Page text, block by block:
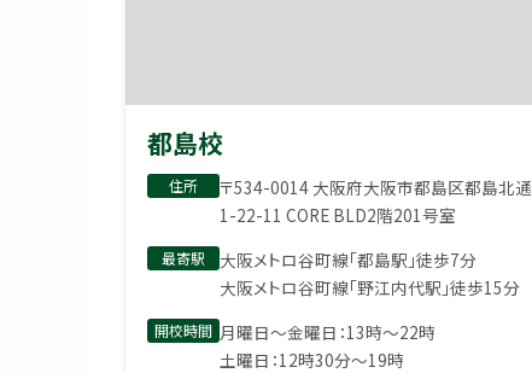
都島校
住所
〒534-0014 大阪府大阪市都島区都島北通
1-22-11 CORE BLD2階201号室
最寄駅
大阪メトロ谷町線「都島駅」徒歩7分
大阪メトロ谷町線「野江内代駅」徒歩15分
開校時間 月曜日〜金曜日：13時〜22時
土曜日：12時30分〜19時